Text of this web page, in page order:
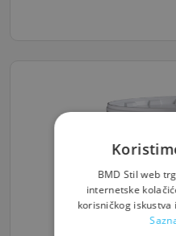
BMD Stil web
internetske
korisničkog